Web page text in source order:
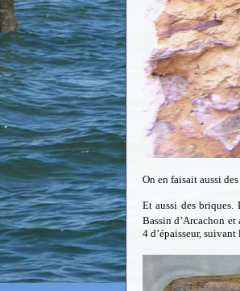
On en faisait aussi
Et aussi des
Bassin d’Arcachon
4 d’épaisseur,